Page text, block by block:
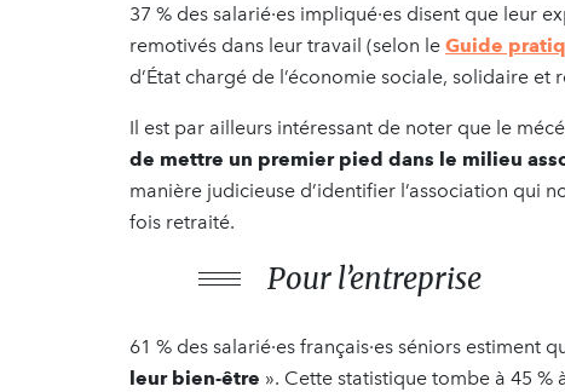
37 % des salarié·es impliqué·es disent que leur
remotivés dans leur travail (selon le Guide
d’État chargé de l’économie sociale, solidaire et
Il est par ailleurs intéressant de noter que le
de mettre un premier pied dans le milieu
manière judicieuse d’identifier l’association qui
fois retraité.
Pour l’entreprise
61 % des salarié·es français·es séniors estiment
leur bien-être ». Cette statistique tombe à 45 %